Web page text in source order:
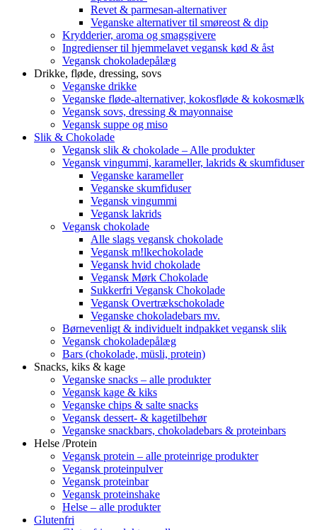
Revet & parmesan-alternativer
Veganske alternativer til smøreost & dip
Krydderier, aroma og smagsgivere
Ingredienser til hjemmelavet vegansk kød & åst
Vegansk chokoladepålæg
Drikke, fløde, dressing, sovs
Veganske drikke
Veganske fløde-alternativer, kokosfløde & kokosmælk
Vegansk sovs, dressing & mayonnaise
Vegansk suppe og miso
Slik & Chokolade
Vegansk slik & chokolade – Alle produkter
Vegansk vingummi, karameller, lakrids & skumfiduser
Veganske karameller
Veganske skumfiduser
Vegansk vingummi
Vegansk lakrids
Vegansk chokolade
Alle slags vegansk chokolade
Vegansk m!lkechokolade
Vegansk hvid chokolade
Vegansk Mørk Chokolade
Sukkerfri Vegansk Chokolade
Vegansk Overtrækschokolade
Veganske chokoladebars mv.
Børnevenligt & individuelt indpakket vegansk slik
Vegansk chokoladepålæg
Bars (chokolade, müsli, protein)
Snacks, kiks & kage
Veganske snacks – alle produkter
Vegansk kage & kiks
Veganske chips & salte snacks
Vegansk dessert- & kagetilbehør
Veganske snackbars, chokoladebars & proteinbars
Helse /Protein
Vegansk protein – alle proteinrige produkter
Vegansk proteinpulver
Vegansk proteinbar
Vegansk proteinshake
Helse – alle produkter
Glutenfri